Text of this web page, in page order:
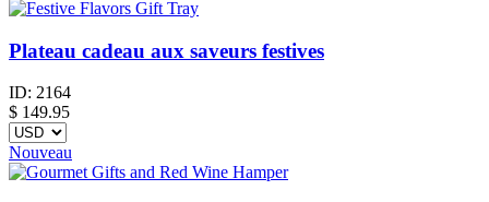
Plateau cadeau aux saveurs festives
ID: 2164
$ 149.95
Nouveau